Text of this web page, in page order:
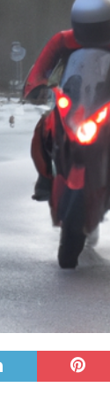
Les
LA MÉTÉO ET LE JARDIN